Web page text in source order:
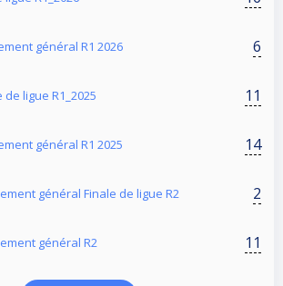
général R1 2026 6
de ligue R1_2025 11
général R1 2025 14
général Finale de ligue R2 2
général R2 11